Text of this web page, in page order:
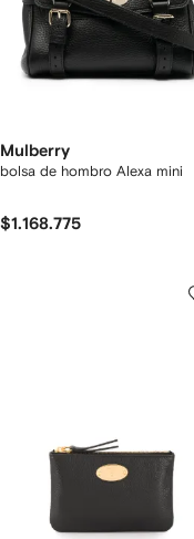
Mulberry
bolsa de hombro Alexa mini
$1.168.775